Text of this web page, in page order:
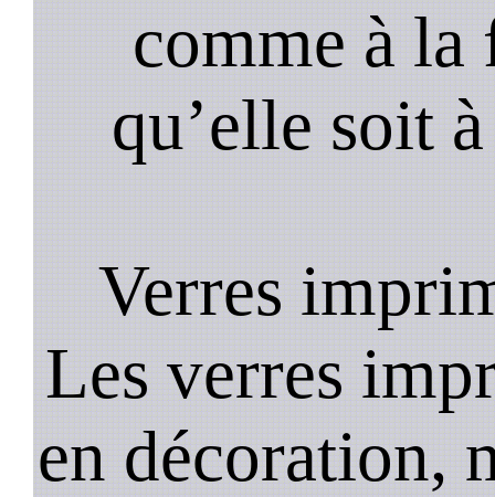
comme à
qu’elle soit
Verres
Les verres
en décoration,